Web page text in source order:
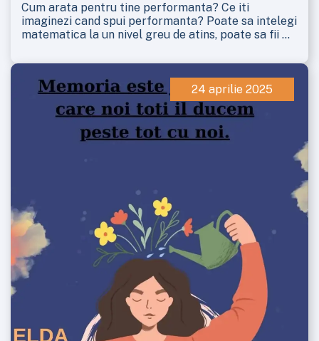
Cum arata pentru tine performanta? Ce iti
imaginezi cand spui performanta? Poate sa intelegi
matematica la un nivel greu de atins, poate sa fii ...
24 aprilie 2025